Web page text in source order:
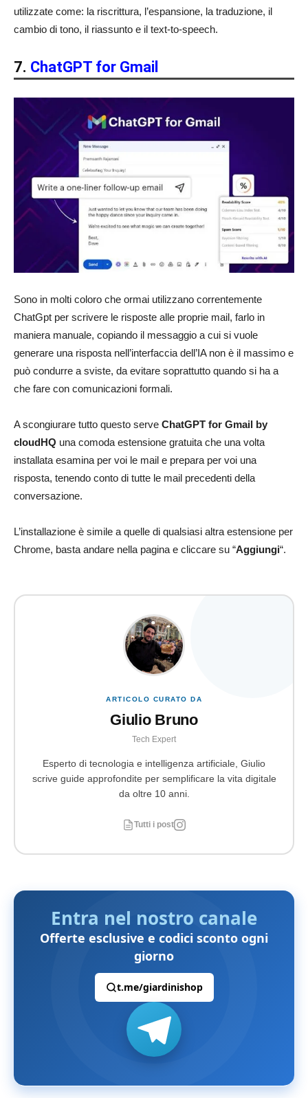
utilizzate come: la riscrittura, l’espansione, la traduzione, il
cambio di tono, il riassunto e il text-to-speech.
7. ChatGPT for Gmail
Sono in molti coloro che ormai utilizzano correntemente
ChatGpt per scrivere le risposte alle proprie mail, farlo in
maniera manuale, copiando il messaggio a cui si vuole
generare una risposta nell’interfaccia dell’IA non è il massimo e
può condurre a sviste, da evitare soprattutto quando si ha a
che fare con comunicazioni formali.
A scongiurare tutto questo serve ChatGPT for Gmail by
cloudHQ una comoda estensione gratuita che una volta
installata esamina per voi le mail e prepara per voi una
risposta, tenendo conto di tutte le mail precedenti della
conversazione.
L’installazione è simile a quelle di qualsiasi altra estensione per
Chrome, basta andare nella pagina e cliccare su “Aggiungi“.
ARTICOLO CURATO DA
Giulio Bruno
Tech Expert
Esperto di tecnologia e intelligenza artificiale, Giulio
scrive guide approfondite per semplificare la vita digitale
da oltre 10 anni.
Tutti i post
Entra nel nostro canale
Offerte esclusive e codici sconto ogni
giorno
t.me/giardinishop